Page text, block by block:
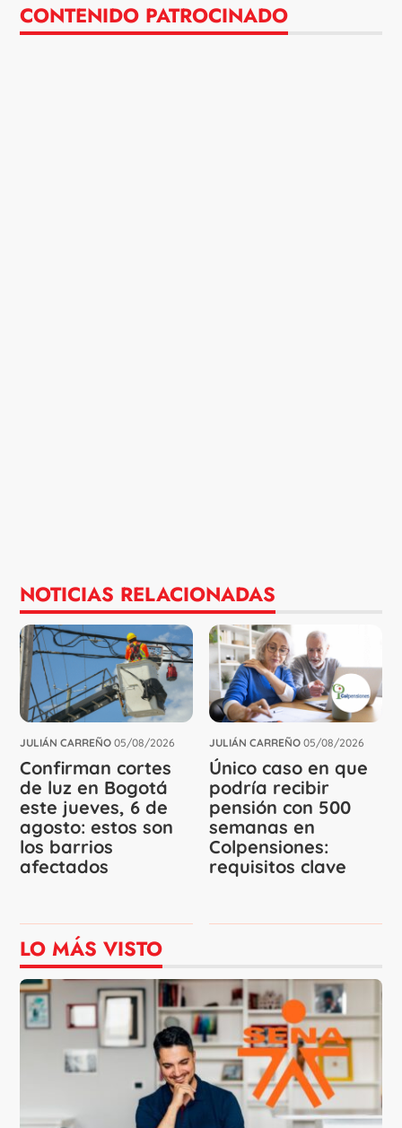
CONTENIDO PATROCINADO
NOTICIAS RELACIONADAS
JULIÁN CARREÑO 05/08/2026
Confirman cortes
de luz en Bogotá
este jueves, 6 de
agosto: estos son
los barrios
afectados
JULIÁN CARREÑO 05/08/2026
Único caso en que
podría recibir
pensión con 500
semanas en
Colpensiones:
requisitos clave
LO MÁS VISTO